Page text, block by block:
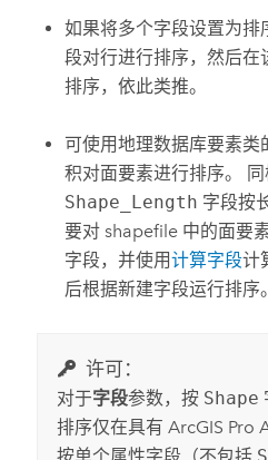
如果将多个字段设置为排
段对行进行排序，然后
排序，依此类推。
可使用地理数据库要素类
积对面要素进行排序。
Shape_Length 字段按
要对 shapefile 中的面要
字段，并使用计算字段计
后根据新建字段运行排序。
许可：
对于字段参数，按 Shape
排序仅在具有ArcGIS Pro